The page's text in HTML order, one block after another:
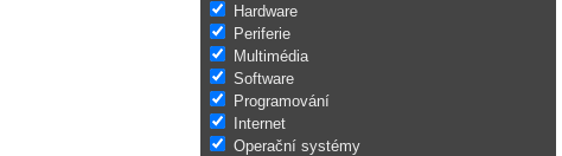
Hardware
Periferie
Multimédia
Software
Programování
Internet
Operační systémy